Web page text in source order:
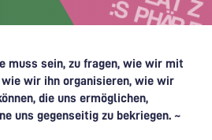
muss sein, zu fragen, wie wir mit
wie wir ihn organisieren, wie wir
die uns ermöglichen,
uns gegenseitig zu bekriegen. ~